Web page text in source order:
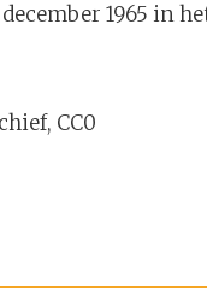
1965 in
CC0